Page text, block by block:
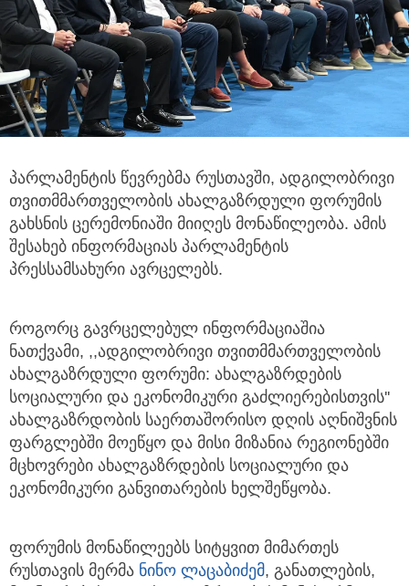
პარლამენტის წევრებმა რუსთავში, ადგილობრივი
თვითმმართველობის ახალგაზრდული ფორუმის
გახსნის ცერემონიაში მიიღეს მონაწილეობა. ამის
შესახებ ინფორმაციას პარლამენტის
პრესსამსახური ავრცელებს.
როგორც გავრცელებულ ინფორმაციაშია
ნათქვამი, ,,ადგილობრივი თვითმმართველობის
ახალგაზრდული ფორუმი: ახალგაზრდების
სოციალური და ეკონომიკური გაძლიერებისთვის''
ახალგაზრდობის საერთაშორისო დღის აღნიშვნის
ფარგლებში მოეწყო და მისი მიზანია რეგიონებში
მცხოვრები ახალგაზრდების სოციალური და
ეკონომიკური განვითარების ხელშეწყობა.
ფორუმის მონაწილეებს სიტყვით მიმართეს
რუსთავის მერმა ნინო ლაცაბიძემ, განათლების,